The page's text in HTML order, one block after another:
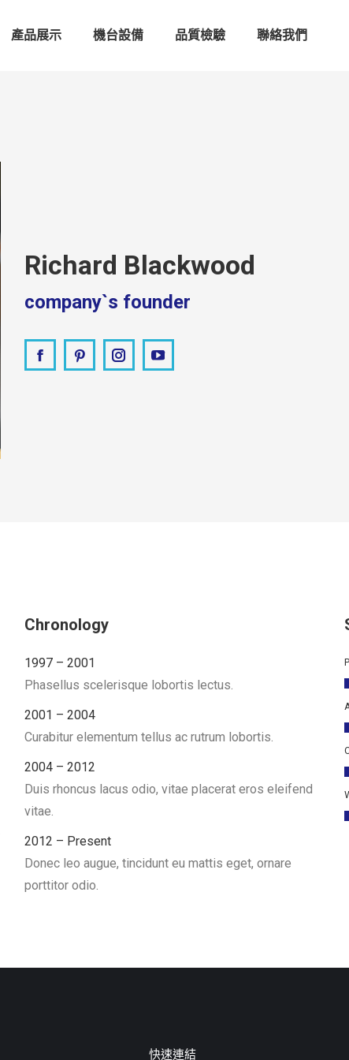
產品展示 機台設備 品質檢驗 聯絡我們
Richard Blackwood
company`s founder
FacebookPinterestInstagramYouTube
Chronology
1997 – 2001
Phasellus scelerisque lobortis lectus.
2001 – 2004
Curabitur elementum tellus ac rutrum lobortis.
2004 – 2012
Duis rhoncus lacus odio, vitae placerat eros eleifend
vitae.
2012 – Present
Donec leo augue, tincidunt eu mattis eget, ornare
porttitor odio.
快速連結